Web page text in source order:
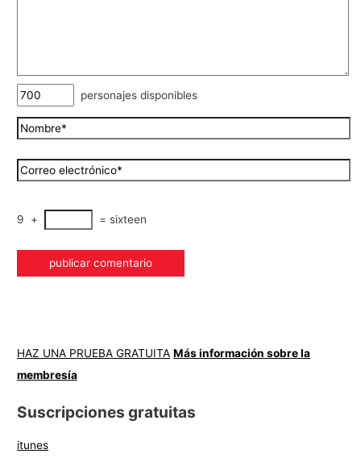
personajes disponibles
9 + = sixteen
HAZ UNA PRUEBA GRATUITA Más información sobre la
membresía
Suscripciones gratuitas
itunes